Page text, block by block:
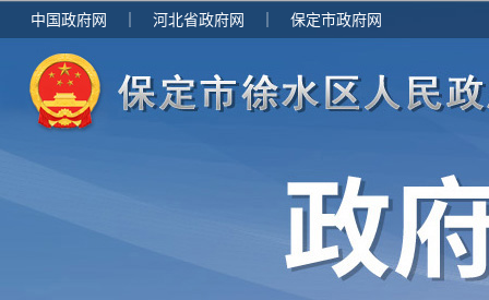
中国政府网 河北省政府网 保定市政府网